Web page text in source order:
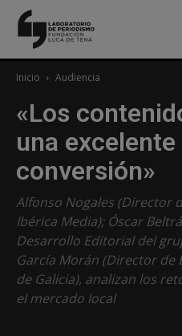
Inicio Audiencia
«Los
una
conversión»
Alfonso Nogales (Director
Ibérica Media); Óscar
Desarrollo Editorial del
García Morán (Director de
de Galicia), analizan los
el mercado local